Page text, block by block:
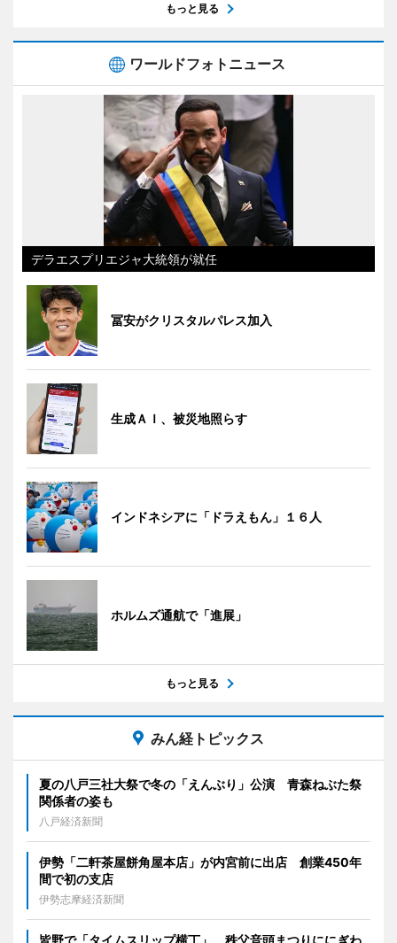
もっと見る
ワールドフォトニュース
デラエスプリエジャ大統領が就任
冨安がクリスタルパレス加入
生成ＡＩ、被災地照らす
インドネシアに「ドラえもん」１６人
ホルムズ通航で「進展」
もっと見る
みん経トピックス
夏の八戸三社大祭で冬の「えんぶり」公演 青森ねぶた祭
関係者の姿も
八戸経済新聞
伊勢「二軒茶屋餅角屋本店」が内宮前に出店 創業450年
間で初の支店
伊勢志摩経済新聞
皆野で「タイムスリップ横丁」 秩父音頭まつりににぎわ